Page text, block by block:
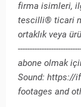
firma isimleri,
tescilli® ticari
ortaklık veya
abone olmak
Sound: https://
footages and